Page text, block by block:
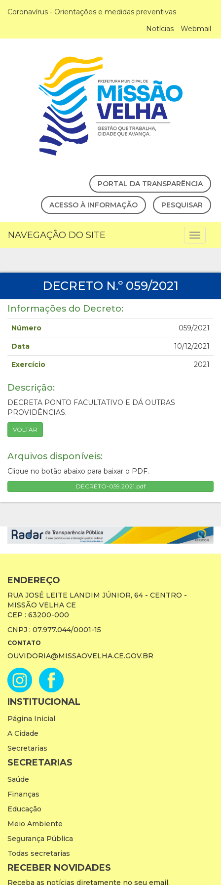
Coronavírus - Orientações e medidas preventivas
Notícias
Webmail
PORTAL DA TRANSPARÊNCIA
ACESSO À INFORMAÇÃO PESQUISAR
NAVEGAÇÃO DO SITE
DECRETO N.º 059/2021
Informações do Decreto:
Número 059/2021
Data 10/12/2021
Exercício 2021
Descrição:
DECRETA PONTO FACULTATIVO E DÁ OUTRAS
PROVIDÊNCIAS.
VOLTAR
Arquivos disponíveis:
Clique no botão abaixo para baixar o PDF.
DECRETO-059.2021.pdf
ENDEREÇO
RUA JOSÉ LEITE LANDIM JÚNIOR, 64 - CENTRO -
MISSÃO VELHA CE
CEP : 63200-000
CNPJ : 07.977.044/0001-15
CONTATO
OUVIDORIA@MISSAOVELHA.CE.GOV.BR
INSTITUCIONAL
Página Inicial
A Cidade
Secretarias
SECRETARIAS
Saúde
Finanças
Educação
Meio Ambiente
Segurança Pública
Todas secretarias
RECEBER NOVIDADES
Receba as notícias diretamente no seu email.